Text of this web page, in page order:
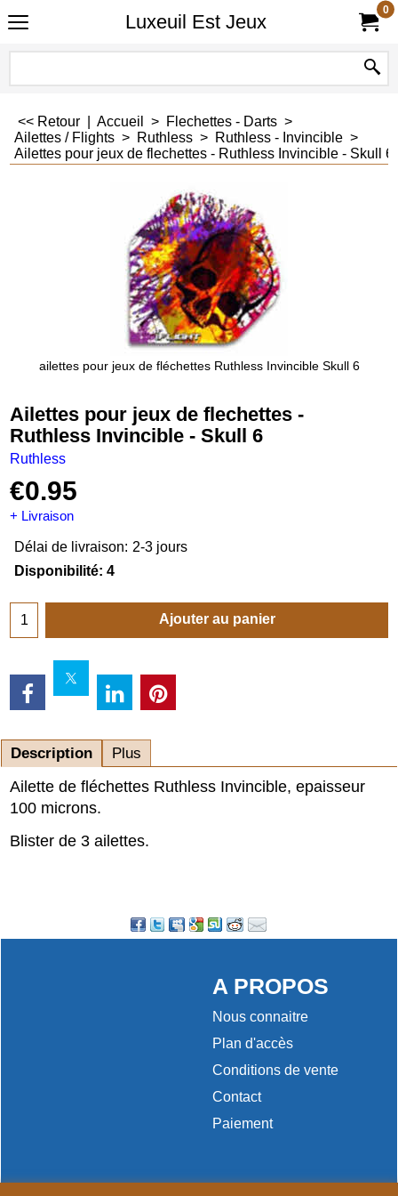
Luxeuil Est Jeux
0
<< Retour Accueil > Flechettes - Darts >
Ailettes / Flights > Ruthless > Ruthless - Invincible >
Ailettes pour jeux de flechettes - Ruthless Invincible - Skull 6
ailettes pour jeux de fléchettes Ruthless Invincible Skull 6
Ailettes pour jeux de flechettes -
Ruthless Invincible - Skull 6
Ruthless
€0.95
+ Livraison
Délai de livraison: 2-3 jours
Disponibilité: 4
Ajouter au panier
Description Plus
Ailette de fléchettes Ruthless Invincible, epaisseur
100 microns.
Blister de 3 ailettes.
A PROPOS
Nous connaitre
Plan d'accès
Conditions de vente
Contact
Paiement